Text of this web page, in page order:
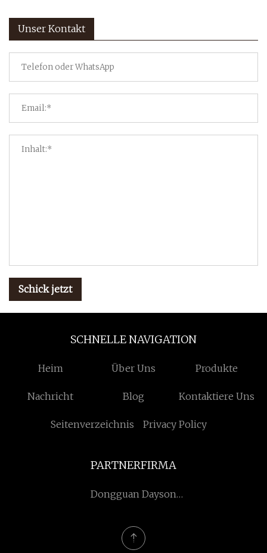
Unser Kontakt
Schick jetzt
SCHNELLE NAVIGATION
Heim Über Uns Produkte
Nachricht Blog Kontaktiere Uns
Seitenverzeichnis Privacy Policy
PARTNERFIRMA
Dongguan Dayson
Co., Ltd